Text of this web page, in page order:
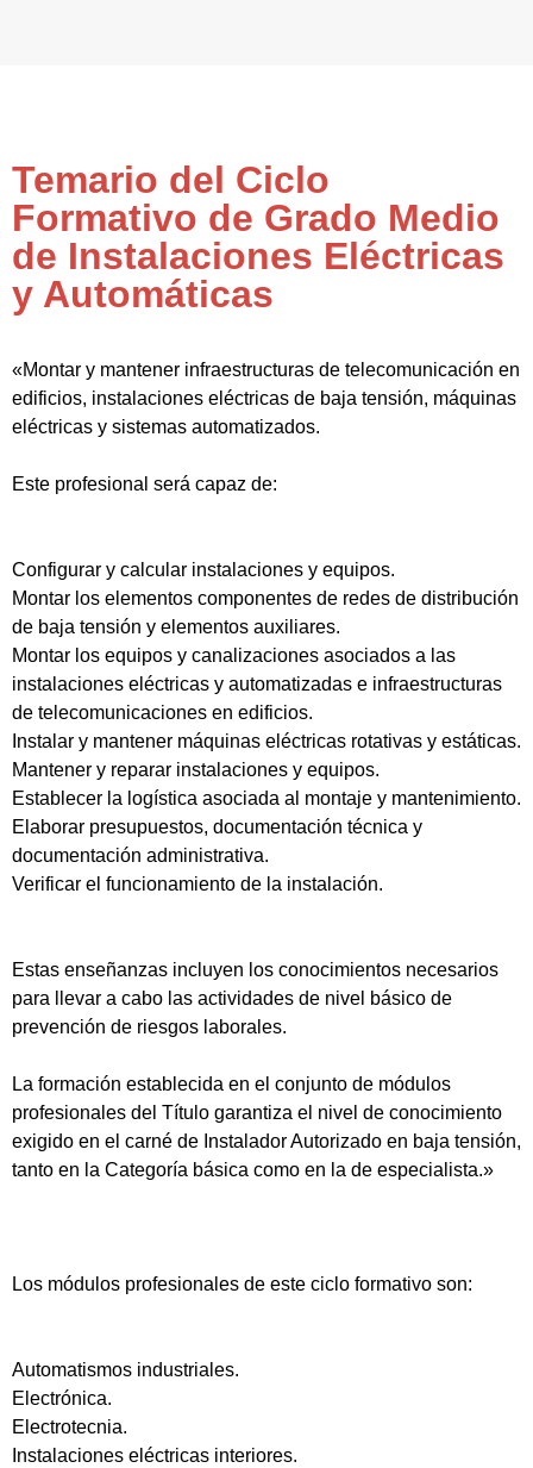
Temario del Ciclo
Formativo de Grado Medio
de Instalaciones Eléctricas
y Automáticas
«Montar y mantener infraestructuras de telecomunicación en
edificios, instalaciones eléctricas de baja tensión, máquinas
eléctricas y sistemas automatizados.
Este profesional será capaz de:
Configurar y calcular instalaciones y equipos.
Montar los elementos componentes de redes de distribución
de baja tensión y elementos auxiliares.
Montar los equipos y canalizaciones asociados a las
instalaciones eléctricas y automatizadas e infraestructuras
de telecomunicaciones en edificios.
Instalar y mantener máquinas eléctricas rotativas y estáticas.
Mantener y reparar instalaciones y equipos.
Establecer la logística asociada al montaje y mantenimiento.
Elaborar presupuestos, documentación técnica y
documentación administrativa.
Verificar el funcionamiento de la instalación.
Estas enseñanzas incluyen los conocimientos necesarios
para llevar a cabo las actividades de nivel básico de
prevención de riesgos laborales.
La formación establecida en el conjunto de módulos
profesionales del Título garantiza el nivel de conocimiento
exigido en el carné de Instalador Autorizado en baja tensión,
tanto en la Categoría básica como en la de especialista.»
Los módulos profesionales de este ciclo formativo son:
Automatismos industriales.
Electrónica.
Electrotecnia.
Instalaciones eléctricas interiores.